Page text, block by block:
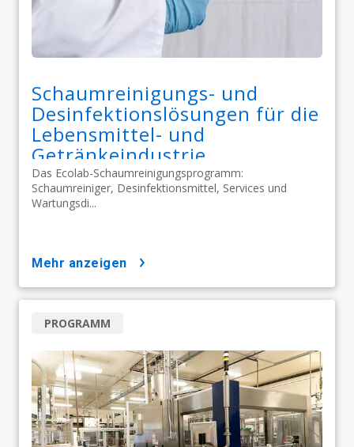
Schaumreinigungs- und
Desinfektionslösungen für die
Lebensmittel- und
Getränkeindustrie
Das Ecolab-Schaumreinigungsprogramm:
Schaumreiniger, Desinfektionsmittel, Services und
Wartungsdi...
mehr anzeigen
PROGRAMM